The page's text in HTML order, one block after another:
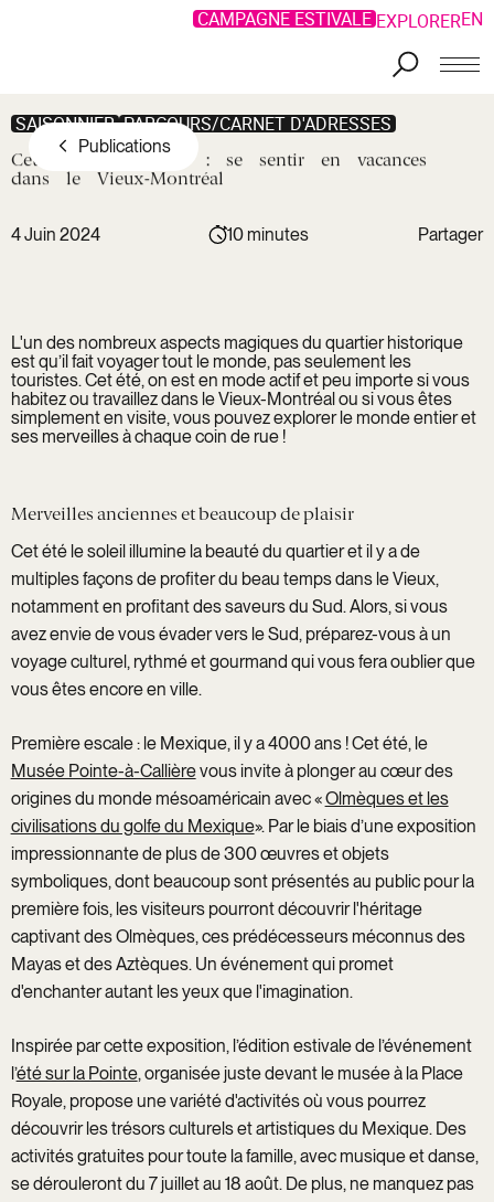
Aller au contenu principal
CAMPAGNE ESTIVALE EXPLOREREN
Publications
SAISONNIER PARCOURS/CARNET D'ADRESSES
Cet été, on voyage : se sentir en
vacances
dans
le Vieux-Montréal
4 Juin 2024 10 minutes
Partager
copié !
LinkedIn
L'un des nombreux aspects magiques du quartier historique
est qu’il fait voyager tout le monde, pas seulement les
touristes. Cet été, on est en mode actif et peu importe si vous
habitez ou travaillez dans le Vieux-Montréal ou si vous êtes
simplement en visite, vous pouvez explorer le monde entier et
ses merveilles à chaque coin de rue !
Merveilles anciennes et beaucoup de plaisir
Cet été le soleil illumine la beauté du quartier et il y a de
multiples façons de profiter du beau temps dans le Vieux,
notamment en profitant des saveurs du Sud. Alors, si vous
avez envie de vous évader vers le Sud, préparez-vous à un
voyage culturel, rythmé et gourmand qui vous fera oublier que
vous êtes encore en ville.
Première escale : le Mexique, il y a 4000 ans ! Cet été, le
Musée Pointe-à-Callièrevous invite à plonger au cœur des
origines du monde mésoaméricain avec «Olmèques et les
civilisations du golfe du Mexique». Par le biais d’une exposition
impressionnante de plus de 300 œuvres et objets
symboliques, dont beaucoup sont présentés au public pour la
première fois, les visiteurs pourront découvrir l'héritage
captivant des Olmèques, ces prédécesseurs méconnus des
Mayas et des Aztèques. Un événement qui promet
d'enchanter autant les yeux que l'imagination.
Inspirée par cette exposition, l’édition estivale de l’événement
l’été sur la Pointe, organisée juste devant le musée à la Place
Royale, propose une variété d'activités où vous pourrez
découvrir les trésors culturels et artistiques du Mexique. Des
activités gratuites pour toute la famille, avec musique et danse,
se dérouleront du 7 juillet au 18 août. De plus, ne manquez pas